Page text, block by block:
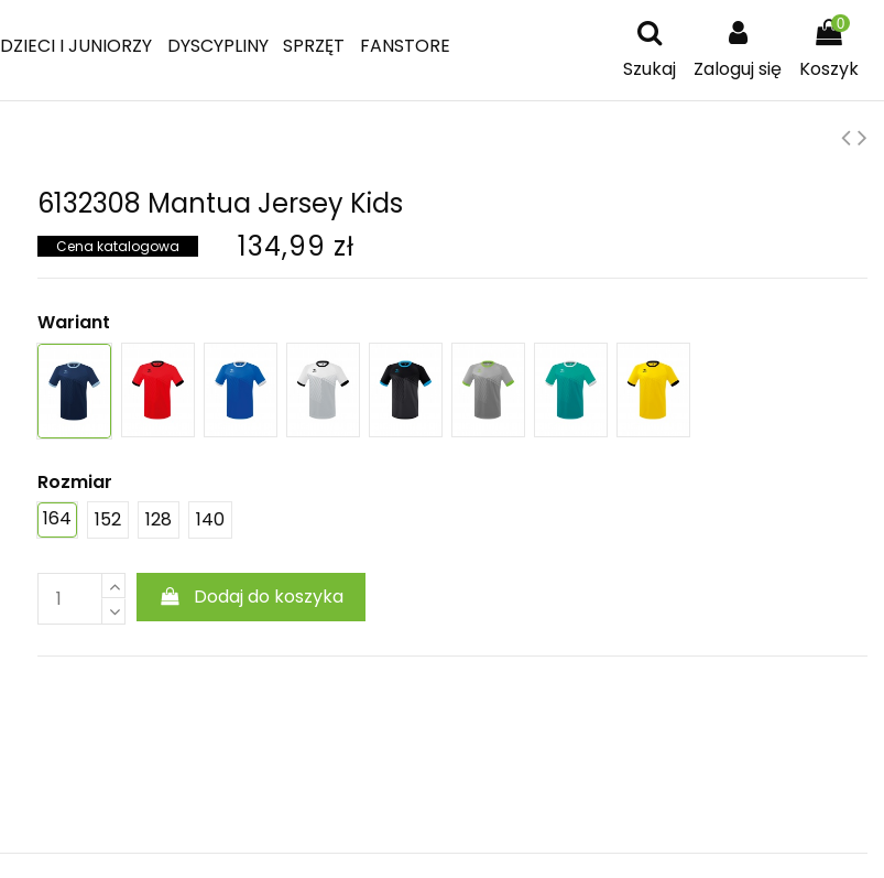
DZIECI I JUNIORZY DYSCYPLINY SPRZĘT
FANSTORE
Szukaj
Zaloguj się
0
Koszyk
6132308 Mantua Jersey Kids
Cena katalogowa 134,99 zł
Wariant
Rozmiar
164
152 128 140
Dodaj do koszyka